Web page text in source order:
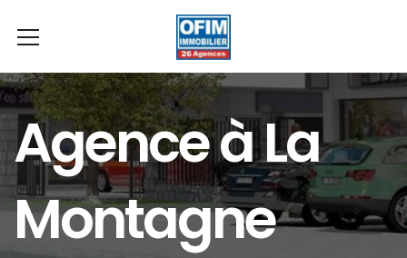
Agence à La
Montagne